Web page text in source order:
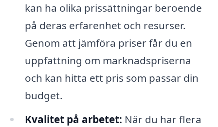
kan ha olika prissättningar beroende
på deras erfarenhet och resurser.
Genom att jämföra priser får du en
uppfattning om marknadspriserna
och kan hitta ett pris som passar din
budget.
Kvalitet på arbetet: När du har flera